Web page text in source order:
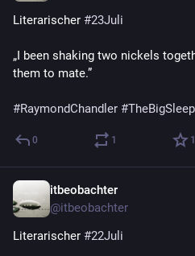
Literarischer #23Juli
„I been shaking two nickels
them to mate.”
#RaymondChandler #TheBigSleep
0 1 1
itbeobachter
@itbeobachter
Literarischer #22Juli